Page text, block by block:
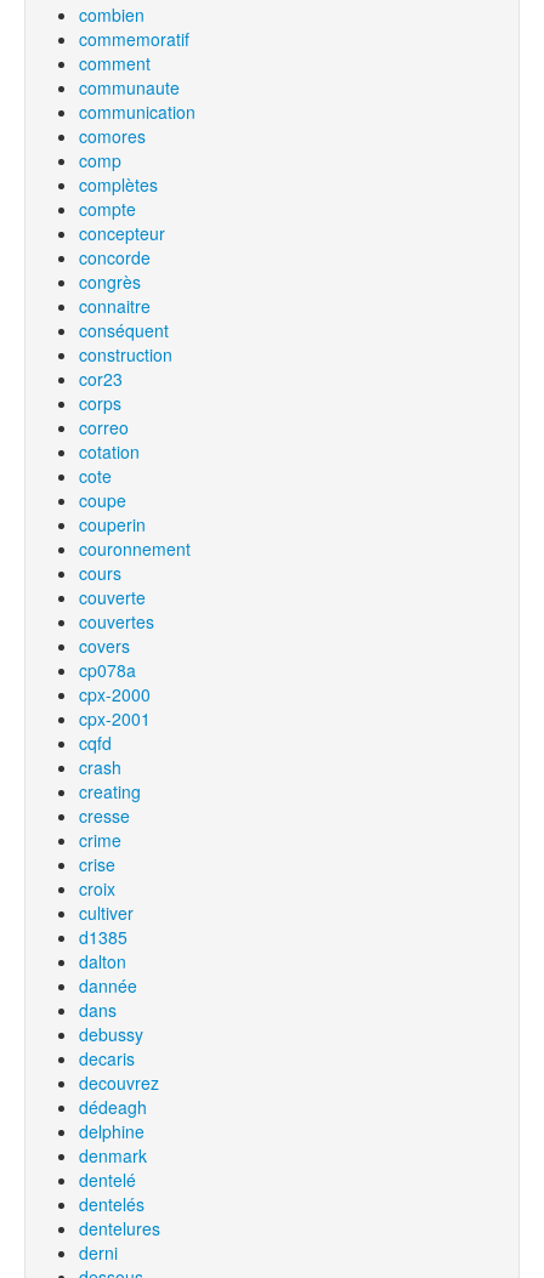
combien
commemoratif
comment
communaute
communication
comores
comp
complètes
compte
concepteur
concorde
congrès
connaitre
conséquent
construction
cor23
corps
correo
cotation
cote
coupe
couperin
couronnement
cours
couverte
couvertes
covers
cp078a
cpx-2000
cpx-2001
cqfd
crash
creating
cresse
crime
crise
croix
cultiver
d1385
dalton
dannée
dans
debussy
decaris
decouvrez
dédeagh
delphine
denmark
dentelé
dentelés
dentelures
derni